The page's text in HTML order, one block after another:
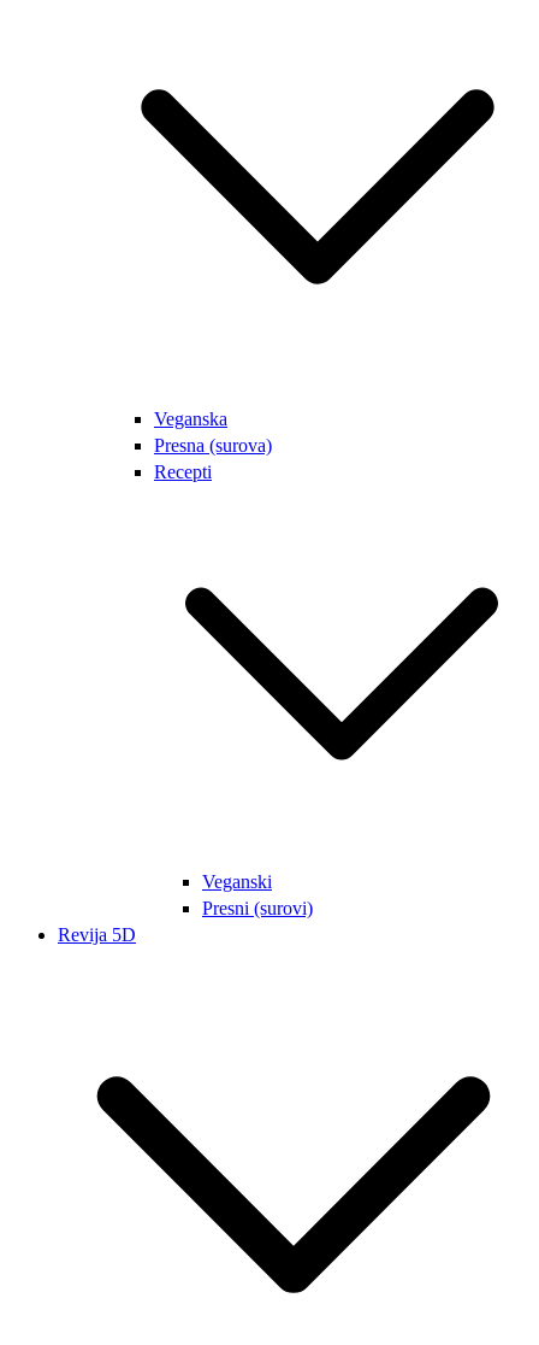
Veganska
Presna (surova)
Recepti
Veganski
Presni (surovi)
Revija 5D